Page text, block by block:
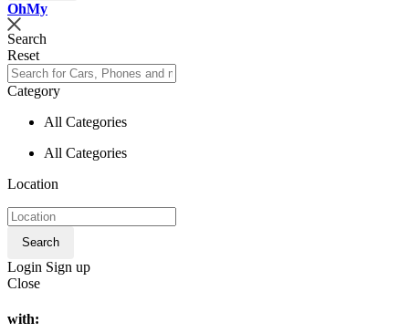
OhMy
Search
Reset
Category
All Categories
All Categories
Location
Search
Login Sign up
Close
with: